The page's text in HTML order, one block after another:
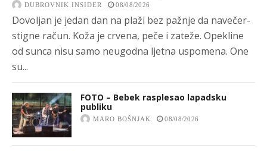
DUBROVNIK INSIDER 08/08/2026
Dovoljan je jedan dan na plaži bez pažnje da navečer-
stigne račun. Koža je crvena, peče i zateže. Opekline
od sunca nisu samo neugodna ljetna uspomena. One
su...
FOTO – Bebek rasplesao lapadsku
publiku
MARO BOŠNJAK 08/08/2026